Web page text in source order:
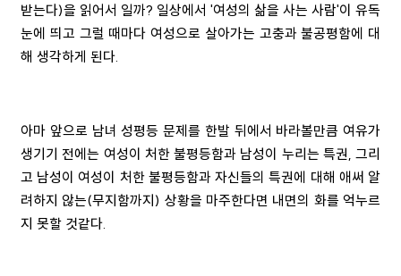
받는다)을 읽어서 일까? 일상에서 '여성의 삶을 사는 사람'이 유독
눈에 띄고 그럴 때마다 여성으로 살아가는 고충과 불공평함에 대
해 생각하게 된다.
아마 앞으로 남녀 성평등 문제를 한발 뒤에서 바라볼만큼 여유가
생기기 전에는 여성이 처한 불평등함과 남성이 누리는 특권, 그리
고 남성이 여성이 처한 불평등함과 자신들의 특권에 대해 애써 알
려하지 않는(무지함까지) 상황을 마주한다면 내면의 화를 억누르
지 못할 것같다.